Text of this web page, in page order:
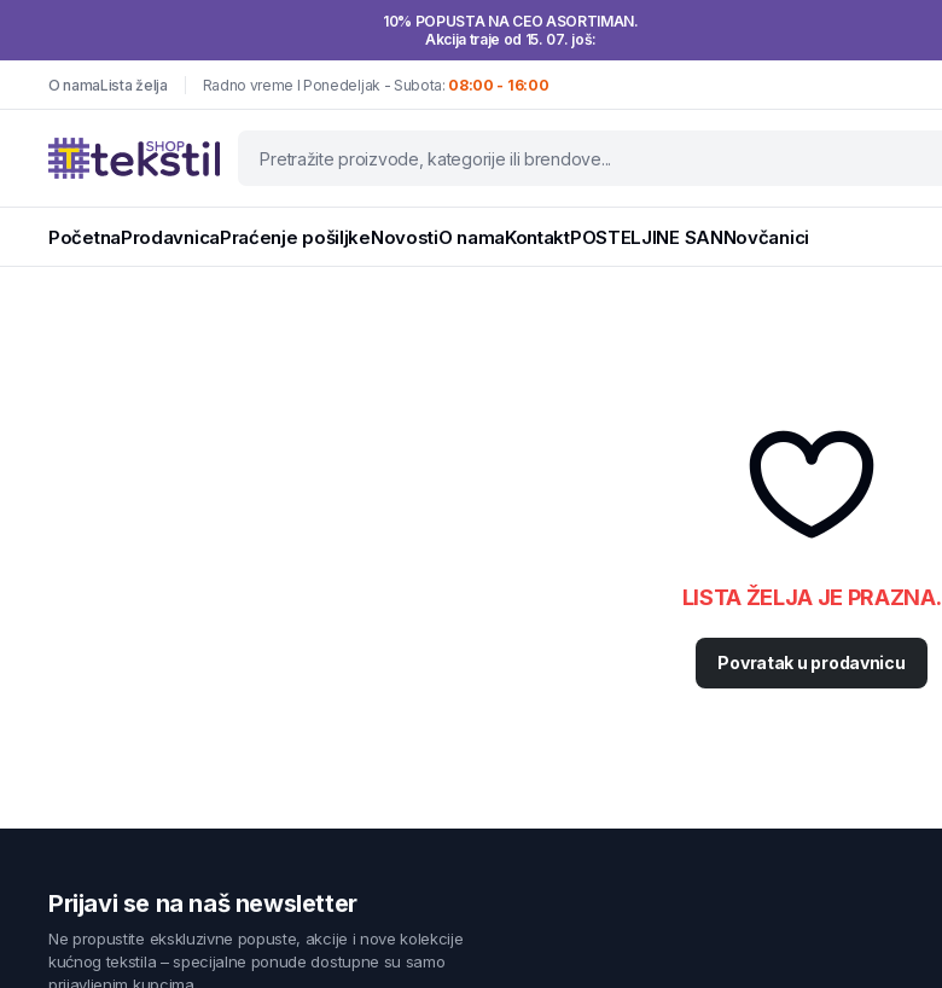
10% POPUSTA NA CEO ASORTIMAN.
Akcija traje od 15. 07. još:
O namaLista želja Radno vreme I Ponedeljak - Subota: 08:00 - 16:00
PočetnaProdavnicaPraćenje pošiljkeNovostiO namaKontaktPOSTELJINE SANNovčanici
LISTA ŽELJA JE PRAZNA.
Povratak u prodavnicu
Prijavi se na naš newsletter
Ne propustite ekskluzivne popuste, akcije i nove kolekcije
kućnog tekstila – specijalne ponude dostupne su samo